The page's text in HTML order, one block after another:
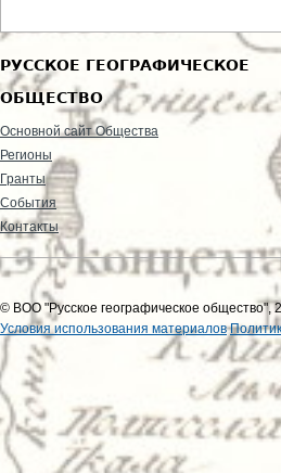
РУССКОЕ ГЕОГРАФИЧЕСКОЕ
ОБЩЕСТВО
Основной сайт Общества
Регионы
Гранты
События
Контакты
© ВОО "Русское географическое общество",
Условия использования материалов